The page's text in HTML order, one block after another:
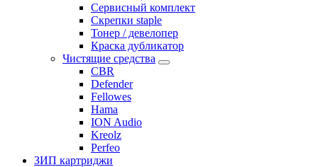
Сервисный комплект
Скрепки staple
Тонер / девелопер
Краска дубликатор
Чистящие средства
CBR
Defender
Fellowes
Hama
ION Audio
Kreolz
Perfeo
ЗИП картриджи